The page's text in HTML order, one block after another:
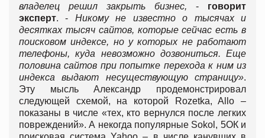
владелец решил закрыть бизнес, - говорит
эксперт. - Никому не известно о тысячах и
десятках тысяч сайтов, которые сейчас есть в
поисковом индексе, но у которых не работают
телефоны, куда невозможно дозвониться. Еще
половина сайтов при попытке перехода к ним из
индекса выдают несуществующую страницу».
Эту мысль Александр продемонстрировал
следующей схемой, на которой Rozetka, Allo –
показаны в числе «тех, кто вернулся после легких
повреждений». А некогда популярные Sokol, 5ОК и